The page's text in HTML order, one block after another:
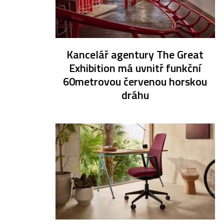
Kancelář agentury The Great
Exhibition má uvnitř funkční
60metrovou červenou horskou
dráhu